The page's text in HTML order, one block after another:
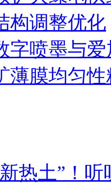
构调整优化
字喷墨与
薄膜均匀
热土”！